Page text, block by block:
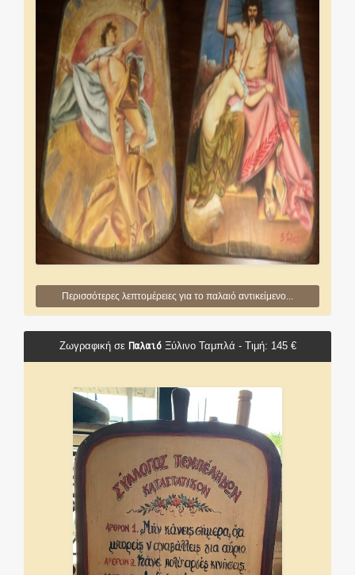
Περισσότερες λεπτομέρειες για το παλαιό αντικείμενο...
Ζωγραφική σε ΠαλαιόΞύλινο Ταμπλά - Τιμή: 145 €